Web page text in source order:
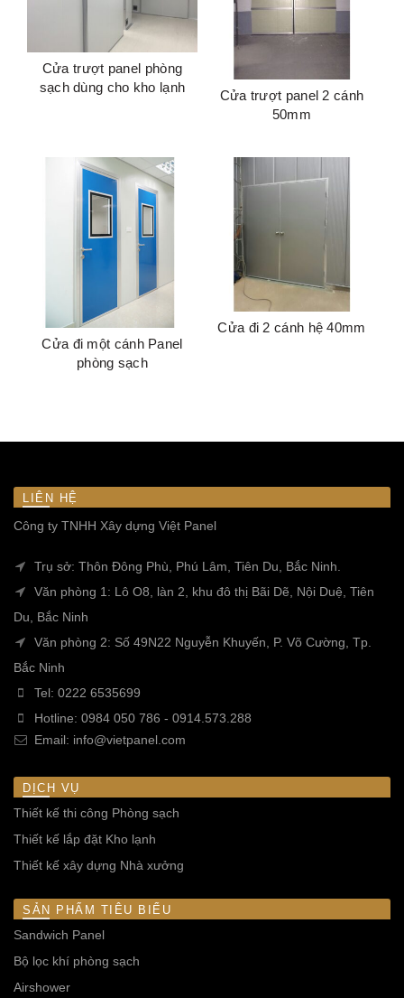
Cửa trượt panel phòng
sạch dùng cho kho lạnh
Cửa trượt panel 2 cánh
50mm
Cửa đi một cánh Panel
phòng sạch
Cửa đi 2 cánh hệ 40mm
LIÊN HỆ
Công ty TNHH Xây dựng Việt Panel
Trụ sở: Thôn Đông Phù, Phú Lâm, Tiên Du, Bắc Ninh.
Văn phòng 1: Lô O8, làn 2, khu đô thị Bãi Dẽ, Nội Duệ, Tiên
Du, Bắc Ninh
Văn phòng 2: Số 49N22 Nguyễn Khuyến, P. Võ Cường, Tp.
Bắc Ninh
Tel: 0222 6535699
Hotline: 0984 050 786 - 0914.573.288
Email: info@vietpanel.com
DỊCH VỤ
Thiết kế thi công Phòng sạch
Thiết kế lắp đặt Kho lạnh
Thiết kế xây dựng Nhà xưởng
SẢN PHẨM TIÊU BIỂU
Sandwich Panel
Bộ lọc khí phòng sạch
Airshower